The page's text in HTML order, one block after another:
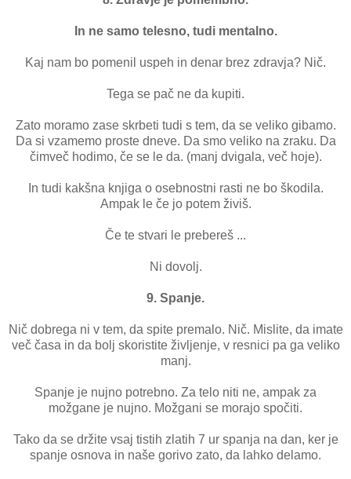
In ne samo telesno, tudi mentalno.
Kaj nam bo pomenil uspeh in denar brez zdravja? Nič.
Tega se pač ne da kupiti.
Zato moramo zase skrbeti tudi s tem, da se veliko gibamo.
Da si vzamemo proste dneve. Da smo veliko na zraku. Da
čimveč hodimo, če se le da. (manj dvigala, več hoje).
In tudi kakšna knjiga o osebnostni rasti ne bo škodila.
Ampak le če jo potem živiš.
Če te stvari le prebereš ...
Ni dovolj.
9. Spanje.
Nič dobrega ni v tem, da spite premalo. Nič. Mislite, da imate
več časa in da bolj skoristite življenje, v resnici pa ga veliko
manj.
Spanje je nujno potrebno. Za telo niti ne, ampak za
možgane je nujno. Možgani se morajo spočiti.
Tako da se držite vsaj tistih zlatih 7 ur spanja na dan, ker je
spanje osnova in naše gorivo zato, da lahko delamo.